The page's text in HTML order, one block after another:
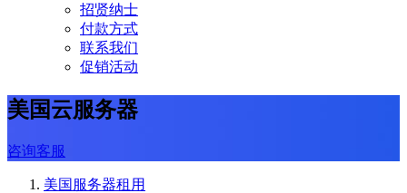
招贤纳士
付款方式
联系我们
促销活动
美国云服务器
咨询客服
美国服务器租用